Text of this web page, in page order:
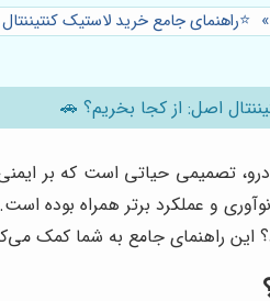
» ⭐️راهنمای جامع خرید لاستیک
اصل: از کجا بخریم؟ 🚗
و عملکرد برتر همراه بوده
این راهنمای جامع به شما کمک